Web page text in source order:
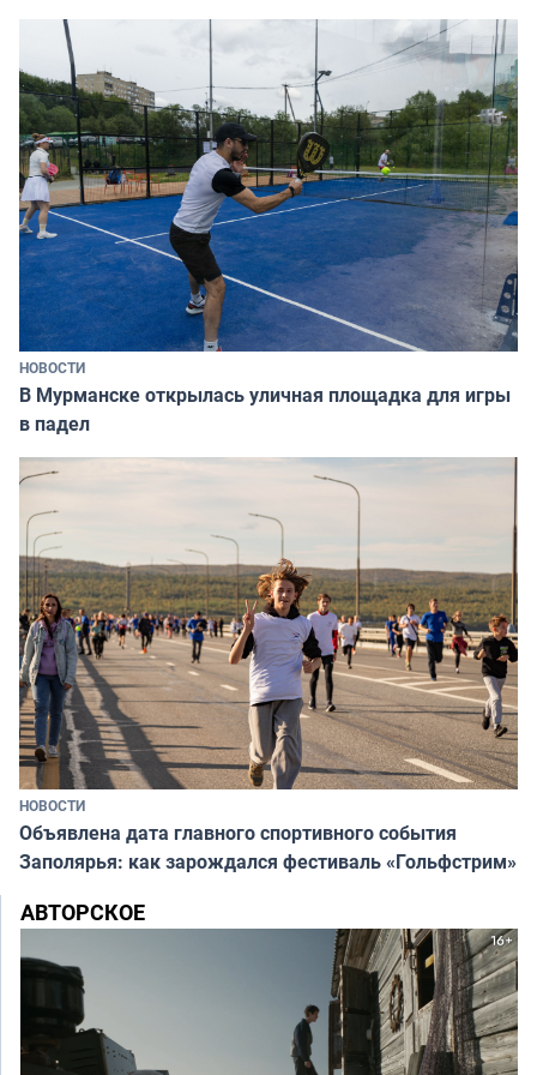
НОВОСТИ
В Мурманске открылась уличная площадка для игры
в падел
НОВОСТИ
Объявлена дата главного спортивного события
Заполярья: как зарождался фестиваль «Гольфстрим»
АВТОРСКОЕ